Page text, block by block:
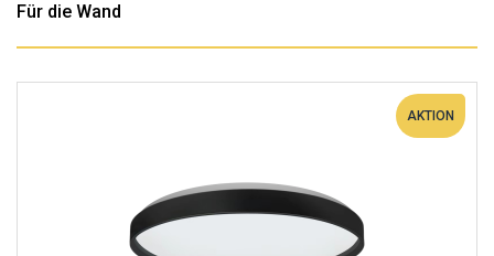
Für die Wand
AKTION